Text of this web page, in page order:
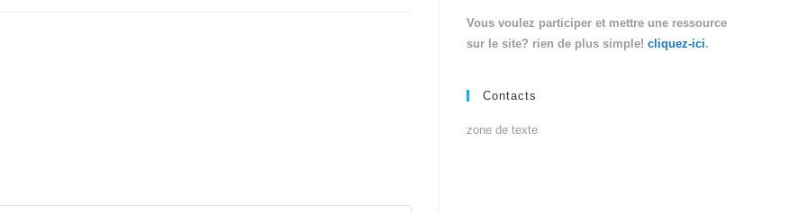
Vous voulez participer et mettre une ressource
sur le site? rien de plus simple! cliquez-ici.
Contacts
zone de texte